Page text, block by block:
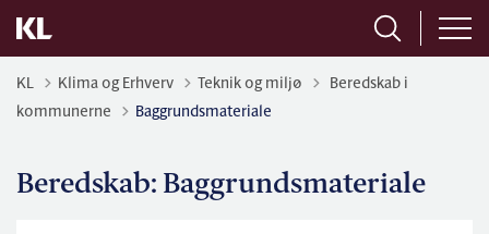
KL Klima og Erhverv Teknik og miljø Tilbage til
Beredskab i
kommunerne
Baggrundsmateriale
Beredskab: Baggrundsmateriale